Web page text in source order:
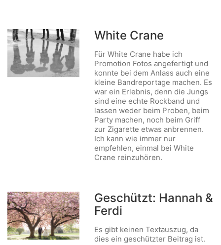
White Crane
Für White Crane habe ich
Promotion Fotos angefertigt und
konnte bei dem Anlass auch eine
kleine Bandreportage machen. Es
war ein Erlebnis, denn die Jungs
sind eine echte Rockband und
lassen weder beim Proben, beim
Party machen, noch beim Griff
zur Zigarette etwas anbrennen.
Ich kann wie immer nur
empfehlen, einmal bei White
Crane reinzuhören.
Geschützt: Hannah &
Ferdi
Es gibt keinen Textauszug, da
dies ein geschützter Beitrag ist.